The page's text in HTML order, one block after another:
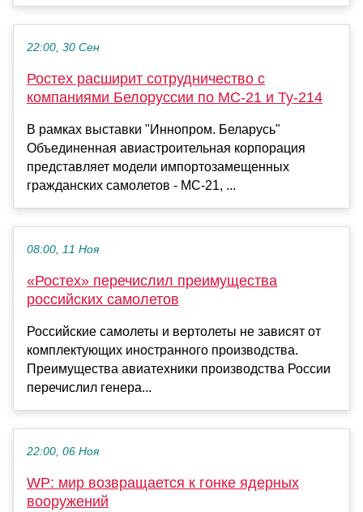
22:00, 30 Сен
Ростех расширит сотрудничество с
компаниями Белоруссии по МС-21 и Ту-214
В рамках выставки "Иннопром. Беларусь"
Объединенная авиастроительная корпорация
представляет модели импортозамещенных
гражданских самолетов - МС-21, ...
08:00, 11 Ноя
«Ростех» перечислил преимущества
российских самолетов
Российские самолеты и вертолеты не зависят от
комплектующих иностранного производства.
Преимущества авиатехники производства России
перечислил генера...
22:00, 06 Ноя
WP: мир возвращается к гонке ядерных
вооружений